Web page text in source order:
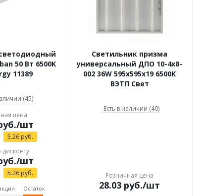
50 Вт 6500K
11389
(45)
цена
/шт
5.26 руб.
/шт
5.26 руб.
Остаток
Светильник призма
универсальный ДПО 10-4х8-
002 36W 595x595x19 6500К
ВЭТП Свет
Есть в наличии (40)
Розничная цена
28.03 руб./шт